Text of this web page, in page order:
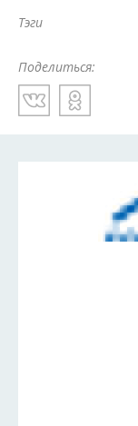
Тэги
Поделиться: